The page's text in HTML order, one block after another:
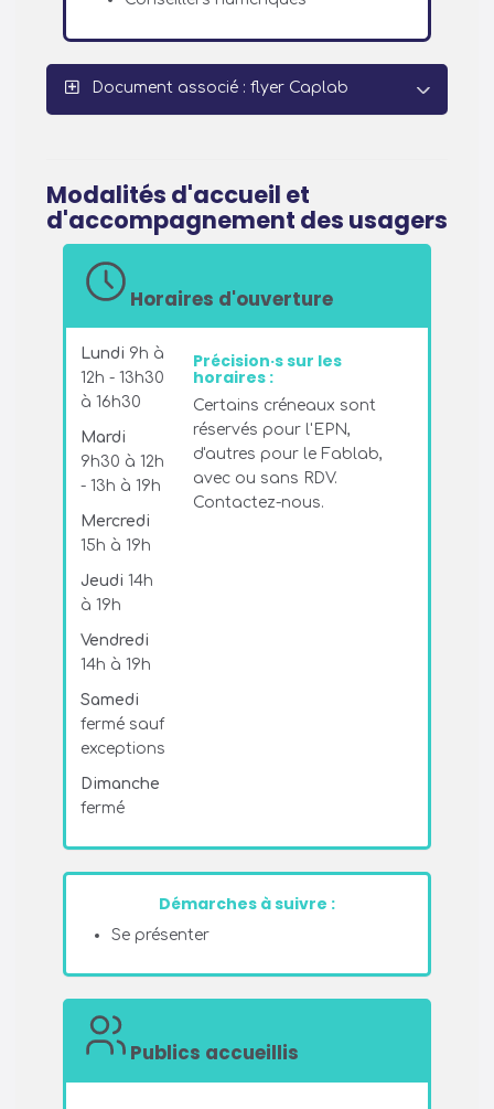
Document associé : flyer Caplab
Modalités d'accueil et
d'accompagnement des usagers
Horaires d'ouverture
Lundi 9h à
12h - 13h30
à 16h30
Mardi
9h30 à 12h
- 13h à 19h
Mercredi
15h à 19h
Jeudi 14h
à 19h
Vendredi
14h à 19h
Samedi
fermé sauf
exceptions
Dimanche
fermé
Précision·s sur les
horaires :
Certains créneaux sont
réservés pour l'EPN,
d'autres pour le Fablab,
avec ou sans RDV.
Contactez-nous.
Démarches à suivre :
Se présenter
Publics accueillis